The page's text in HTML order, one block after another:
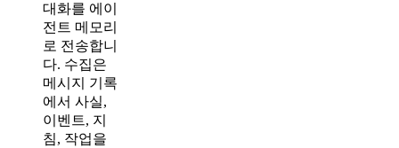
대화를 에이
전트 메모리
로 전송합니
다. 수집은
메시지 기록
에서 사실,
이벤트, 지
침, 작업을